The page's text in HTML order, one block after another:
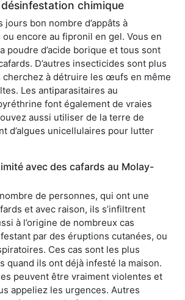
chimique
jours bon nombre d’appâts à
ou encore au fipronil en gel. Vous en
poudre d’acide borique et tous sont
D’autres insecticides sont plus
cherchez à détruire les œufs en même
Les antiparasitaires au
font également de vraies
aussi utiliser de la terre de
d’algues unicellulaires pour lutter
avec des cafards au Molay-
de personnes, qui ont une
et avec raison, ils s’infiltrent
à l’origine de nombreux cas
par des éruptions cutanées, ou
Ces cas sont les plus
quand ils ont déjà infesté la maison.
peuvent être vraiment violentes et
appeliez les urgences. Autres